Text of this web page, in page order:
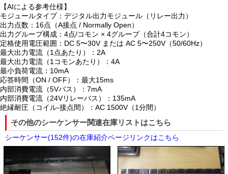
【AIによる参考仕様】
モジュールタイプ：デジタル出力モジュール（リレー出力）
出力点数：16点（A接点 / Normally Open）
出力グループ構成：4点/コモン × 4グループ（合計4コモン）
定格使用電圧範囲：DC 5〜30V または AC 5〜250V（50/60Hz）
最大出力電流（1点あたり）：2A
最大出力電流（1コモンあたり）：4A
最小負荷電流：10mA
応答時間（ON / OFF）：最大15ms
内部消費電流（5Vバス）：7mA
内部消費電流（24Vリレーバス）：135mA
絶縁耐圧（コイル-接点間）：AC 1500V（1分間）
その他のシーケンサー関連在庫リストはこちら
シーケンサー(152件)の在庫紹介ページリンクはこちら